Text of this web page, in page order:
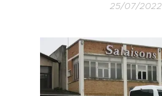
25/07/2022